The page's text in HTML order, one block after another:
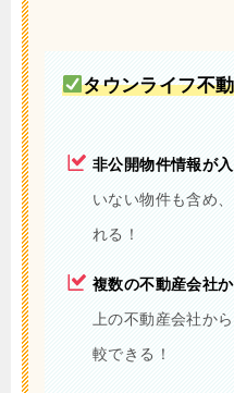
タウンライフ不
非公開物件情報が
いない物件も含め
れる！
複数の不動産会社
上の不動産会社か
較できる！